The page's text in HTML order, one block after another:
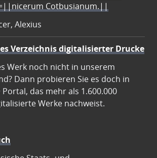
Cotbusianum.||
Alexius
Verzeichnis digitalisierter Drucke
Werk noch nicht in unserem
Dann probieren Sie es doch in
das mehr als 1.600.000
Werke nachweist.